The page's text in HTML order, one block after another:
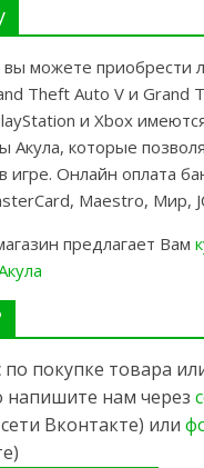
можете приобрести
Theft Auto V и Grand
и Xbox
Акула, которые
игре. Онлайн оплата
Maestro, Мир,
предлагает Вам
покупке товара
напишите нам через
Вконтакте) или